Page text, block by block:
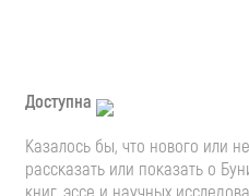
Доступна
Казалось бы, что нового или
рассказать или показать о